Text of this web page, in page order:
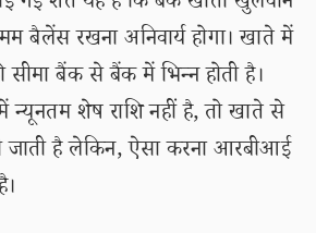
बैलेंस रखना अनिवार्य होगा। खाते में
सीमा बैंक से बैंक में भिन्न होती है।
न्यूनतम शेष राशि नहीं है, तो खाते से
जाती है लेकिन, ऐसा करना आरबीआई